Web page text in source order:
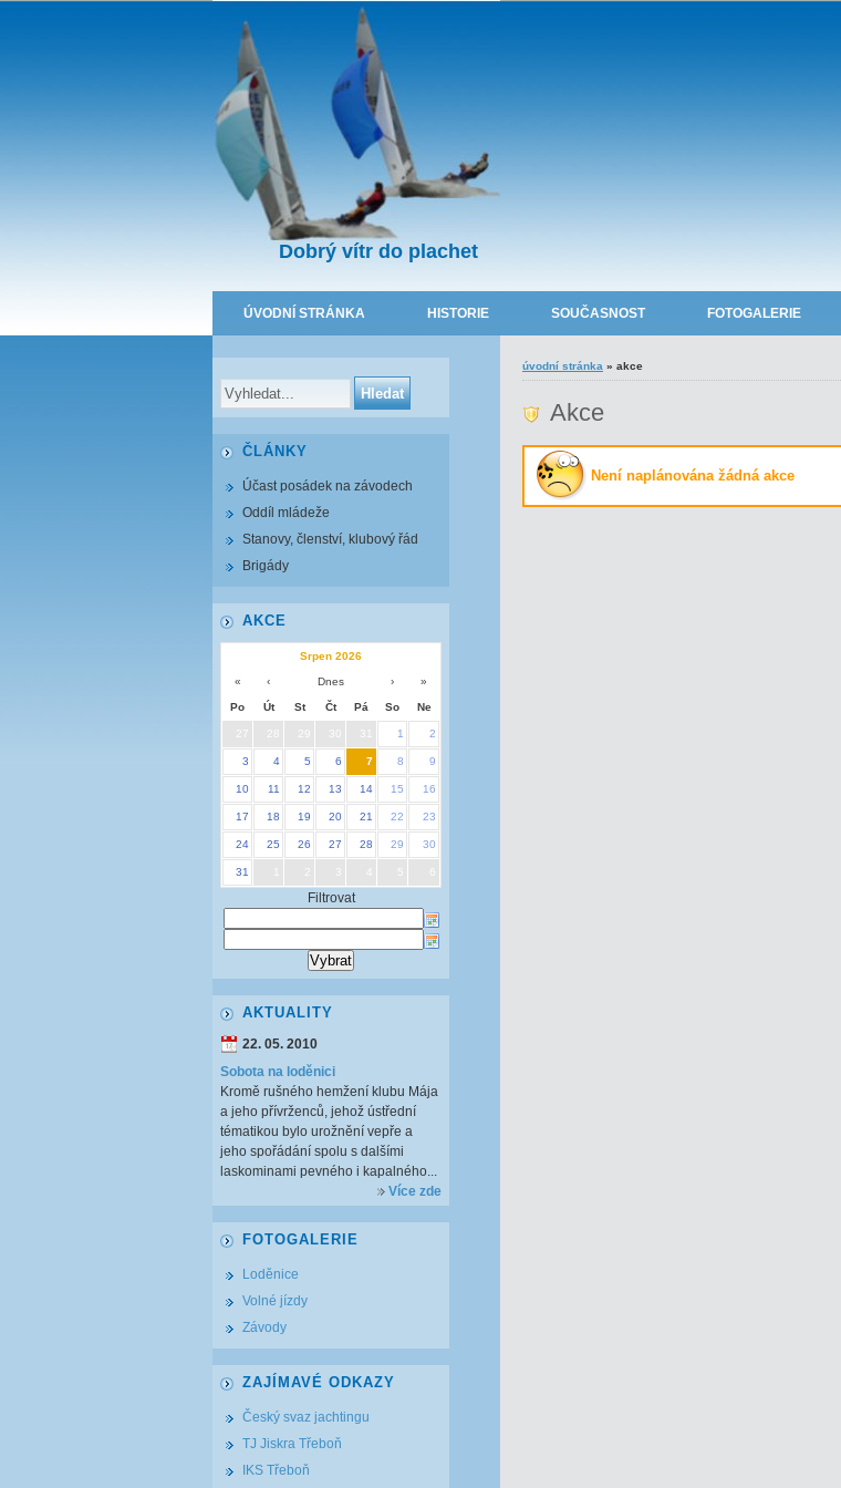
Dobrý vítr do plachet
ÚVODNÍ STRÁNKA HISTORIE SOUČASNOST FOTOGALERIE
úvodní stránka » akce
Akce
Není naplánována žádná akce
ČLÁNKY
Účast posádek na závodech
Oddíl mládeže
Stanovy, členství, klubový řád
Brigády
AKCE
Srpen 2026
« ‹ Dnes › »
Po Út St Čt Pá So Ne
27 29 30 31 1 2
3 4 5 6 7 8 9
10 11 12 13 14 15 16
17 18 19 20 21 22 23
24 25 26 27 28 29 30
31 3 5
Filtrovat
AKTUALITY
22. 05. 2010
Sobota na loděnici
Kromě rušného hemžení klubu Mája
a jeho přívrženců, jehož ústřední
tématikou bylo urožnění vepře a
jeho spořádání spolu s dalšími
laskominami pevného i kapalného...
Více zde
FOTOGALERIE
Loděnice
Volné jízdy
Závody
ZAJÍMAVÉ ODKAZY
Český svaz jachtingu
TJ Jiskra Třeboň
IKS Třeboň